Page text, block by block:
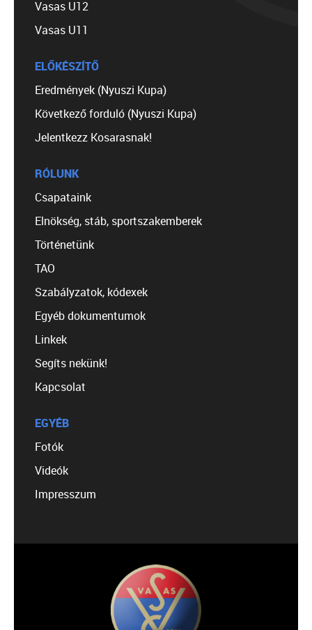
Vasas U12
Vasas U11
ELŐKÉSZÍTŐ
Eredmények (Nyuszi Kupa)
Következő forduló (Nyuszi Kupa)
Jelentkezz Kosarasnak!
RÓLUNK
Csapataink
Elnökség, stáb, sportszakemberek
Történetünk
TAO
Szabályzatok, kódexek
Egyéb dokumentumok
Linkek
Segíts nekünk!
Kapcsolat
EGYÉB
Fotók
Videók
Impresszum